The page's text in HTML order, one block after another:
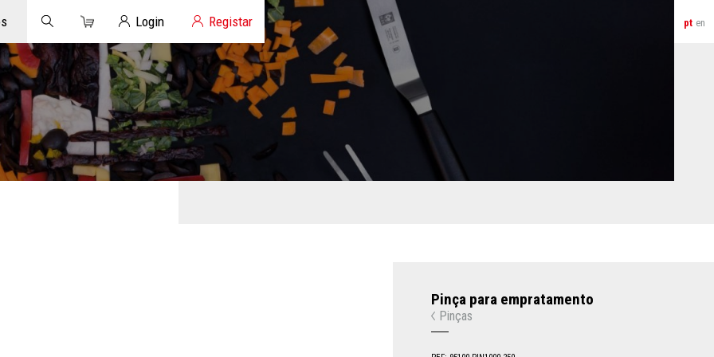
pt en
CarrinhoLogin Login de Clientes
Registar
Pinça para empratamento
Pinças